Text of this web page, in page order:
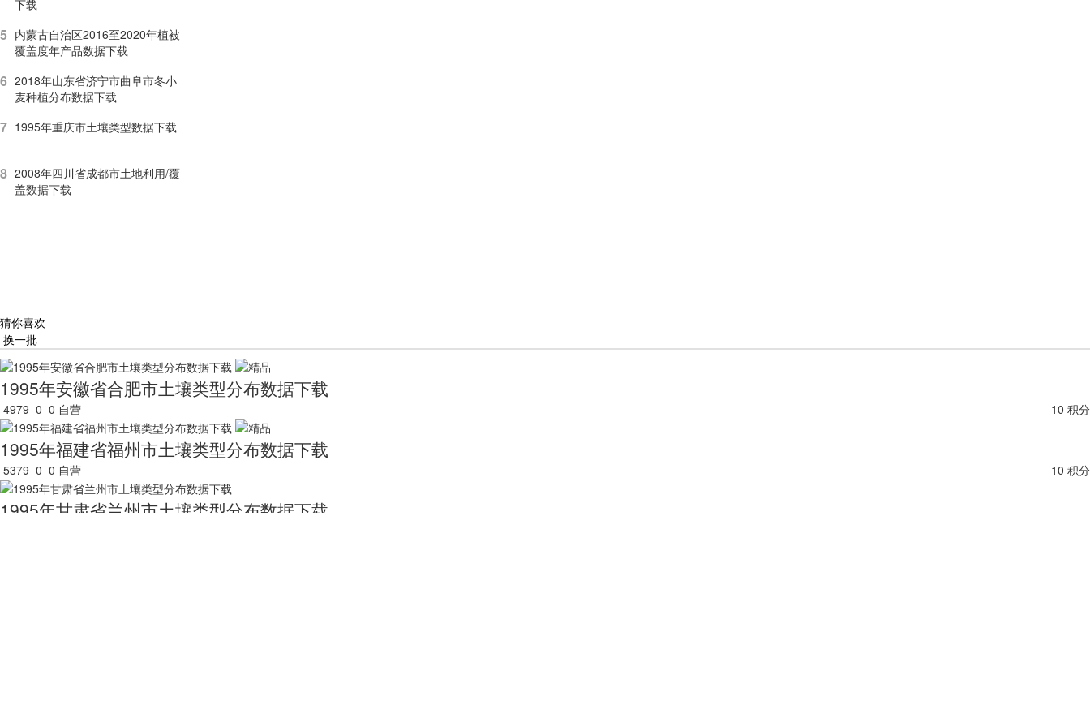
下载
5 内蒙古自治区2016至2020年植被
覆盖度年产品数据下载
6 2018年山东省济宁市曲阜市冬小
麦种植分布数据下载
7 1995年重庆市土壤类型数据下载
8 2008年四川省成都市土地利用/覆
盖数据下载
猜你喜欢
换一批
1995年安徽省合肥市土壤类型分布数据下载
4979 0 0 自营 10 积分
1995年福建省福州市土壤类型分布数据下载
5379 0 0 自营 10 积分
1995年甘肃省兰州市土壤类型分布数据下载